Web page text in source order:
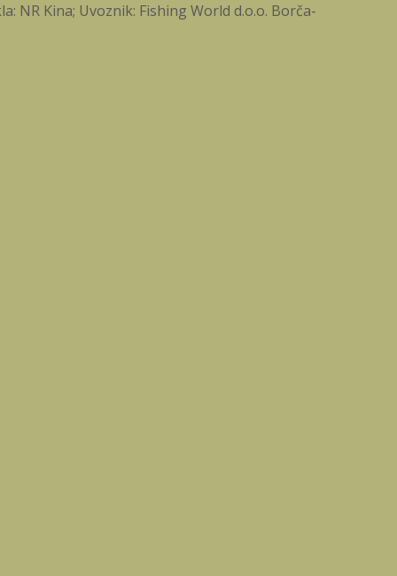
NR Kina; Uvoznik: Fishing World d.o.o. Borča-